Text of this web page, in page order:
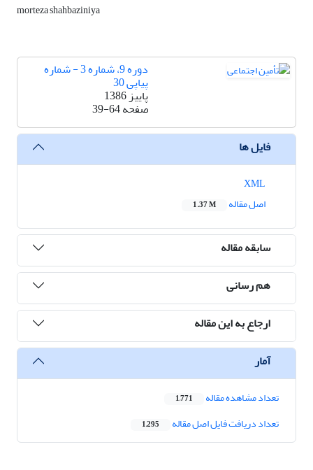
morteza shahbaziniya
دوره 9، شماره 3 - شماره
پیاپی 30
پاییز 1386
صفحه39-64
فایل ها
اصل مقاله
1.37 M
سابقه مقاله
هم رسانی
ارجاع به این مقاله
آمار
تعداد مشاهده مقاله 1,771
تعداد دریافت فایل اصل مقاله 1,295